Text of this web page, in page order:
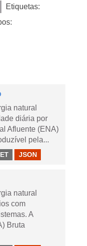
Etiquetas:
natural
diária por
Afluente (ENA)
pela...
JSON
natural
com
A
Bruta